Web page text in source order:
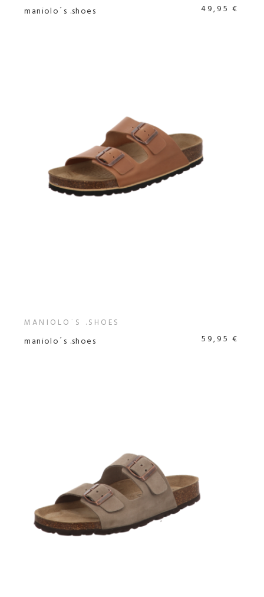
maniolo´s .shoes 49,95 €
MANIOLO´S .SHOES
maniolo´s .shoes 59,95 €